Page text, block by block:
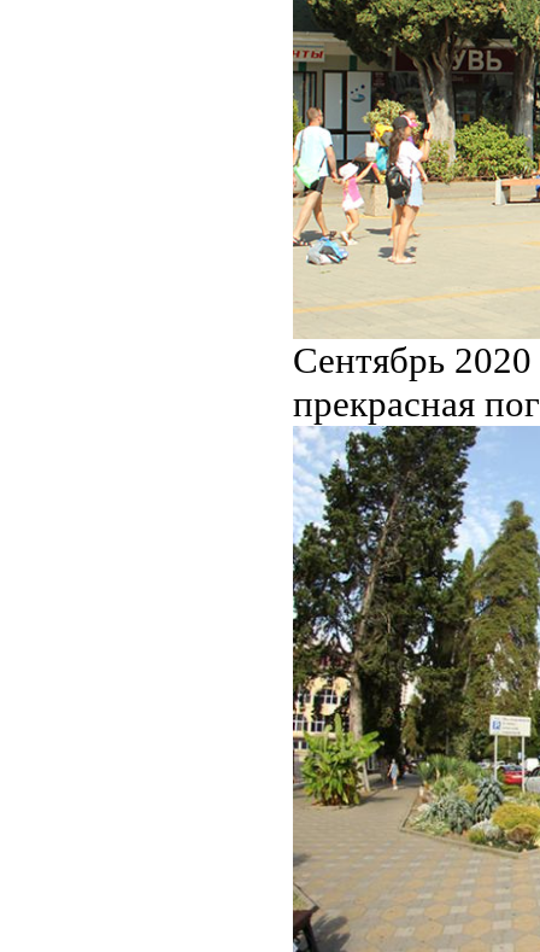
Сентябрь
прекрасная